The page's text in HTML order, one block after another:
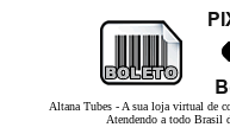
Altana Tubes - A sua loja virtual de
Atendendo a todo Brasil